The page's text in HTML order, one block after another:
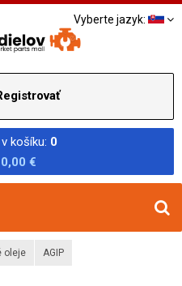
Vyberte jazyk:
košíku: 0
0,00 €
oleje AGIP